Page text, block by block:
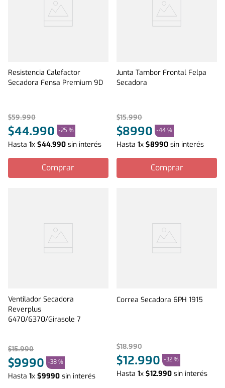
Resistencia Calefactor
Secadora Fensa Premium 9D
$59.990
$44.990 -25 %
Hasta 1x $44.990 sin interés
Comprar
Junta Tambor Frontal Felpa
Secadora
$15.990
$8990 -44 %
Hasta1x$8990 sin interés
Comprar
Ventilador Secadora
Reverplus
6470/6370/Girasole 7
$15.990
$9990 -38 %
Hasta 1x $9990 sin interés
Correa Secadora 6PH 1915
$18.990
$12.990 -32 %
Hasta1x$12.990 sin interés